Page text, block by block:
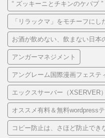
“ ズッキーニとチキンのケバブ ”
「リラックマ」をモチーフにし
お酒が飲めない、飲まない日本
アンガーマネジメント
アングレーム国際漫画フェステ
エックスサーバー（XSERVER
オススメ有料＆無料wordpress
コピー防止は、さほど防止でき